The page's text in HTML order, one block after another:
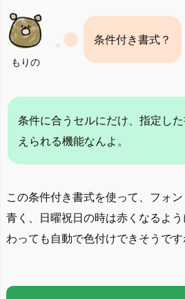
もりの
条件付き書式？
条件に合うセルにだけ、指定し
えられる機能なんよ。
この条件付き書式を使って、フォ
青く、日曜祝日の時は赤くなるよ
わっても自動で色付けできそうです